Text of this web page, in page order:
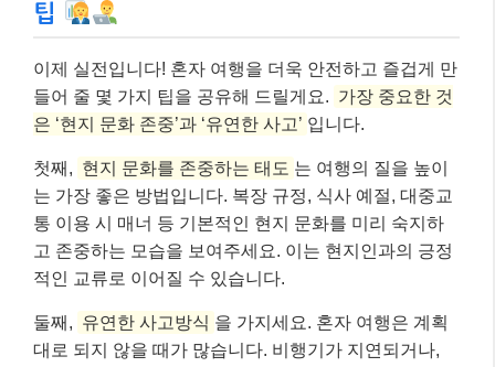
팁
이제 실전입니다! 혼자 여행을 더욱 안전하고 즐겁게 만
들어 줄 몇 가지 팁을 공유해 드릴게요. 가장 중요한 것
은 ‘현지 문화 존중’과 ‘유연한 사고’ 입니다.
첫째, 현지 문화를 존중하는 태도 는 여행의 질을 높이
는 가장 좋은 방법입니다. 복장 규정, 식사 예절, 대중교
통 이용 시 매너 등 기본적인 현지 문화를 미리 숙지하
고 존중하는 모습을 보여주세요. 이는 현지인과의 긍정
적인 교류로 이어질 수 있습니다.
둘째, 유연한 사고방식 을 가지세요. 혼자 여행은 계획
대로 되지 않을 때가 많습니다. 비행기가 지연되거나,